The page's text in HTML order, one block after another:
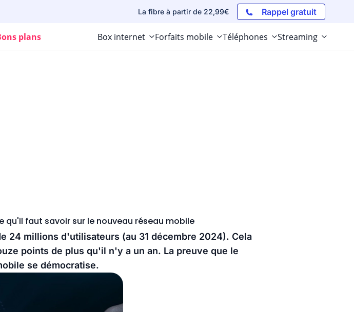
La fibre à partir de 22,99€ Rappel gratuit
plans Box internet Forfaits mobile Téléphones Streaming
qu'il faut savoir sur le nouveau réseau mobile
24 millions d'utilisateurs (au 31 décembre 2024). Cela
points de plus qu'il n'y a un an. La preuve que le
se démocratise.